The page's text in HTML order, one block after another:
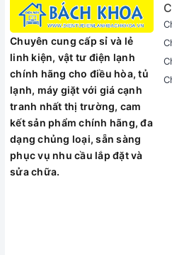
THÔNG SỐ CHI TIẾT
Thương hiệuSunhouse
Mã sản phẩmSHG24124
Chất liệu lòng nồiInox 403
Chất liệu sản phẩmInox cao
Màu sắcInox
Xuất xứ thương hiệuTrung Quốc
Xuất xứ sản phẩmHàn Quốc
Bảo hành (tháng)24
Chuyên cung cấp sỉ và lẻ
linh kiện, vật tư điện lạnh
chính hãng cho điều hòa, tủ
lạnh, máy giặt với giá cạnh
tranh nhất thị trường, cam
kết sản phẩm chính hãng, đa
dạng chủng loại, sẵn sàng
phục vụ nhu cầu lắp đặt và
sửa chữa.